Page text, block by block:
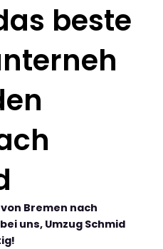
beste
Bremen nach
uns, Umzug Schmid